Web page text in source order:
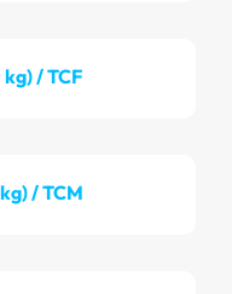
/ TCF
/ TCM